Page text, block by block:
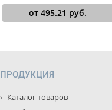
от495.21 руб.
ПРОДУКЦИЯ
Каталог товаров